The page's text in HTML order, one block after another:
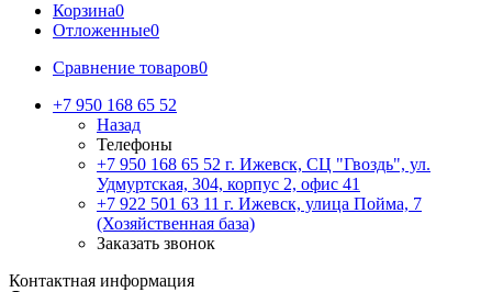
Корзина0
Отложенные0
Сравнение товаров0
+7 950 168 65 52
Назад
Телефоны
+7 950 168 65 52 г. Ижевск, СЦ "Гвоздь", ул.
Удмуртская, 304, корпус 2, офис 41
+7 922 501 63 11 г. Ижевск, улица Пойма, 7
(Хозяйственная база)
Заказать звонок
Контактная информация